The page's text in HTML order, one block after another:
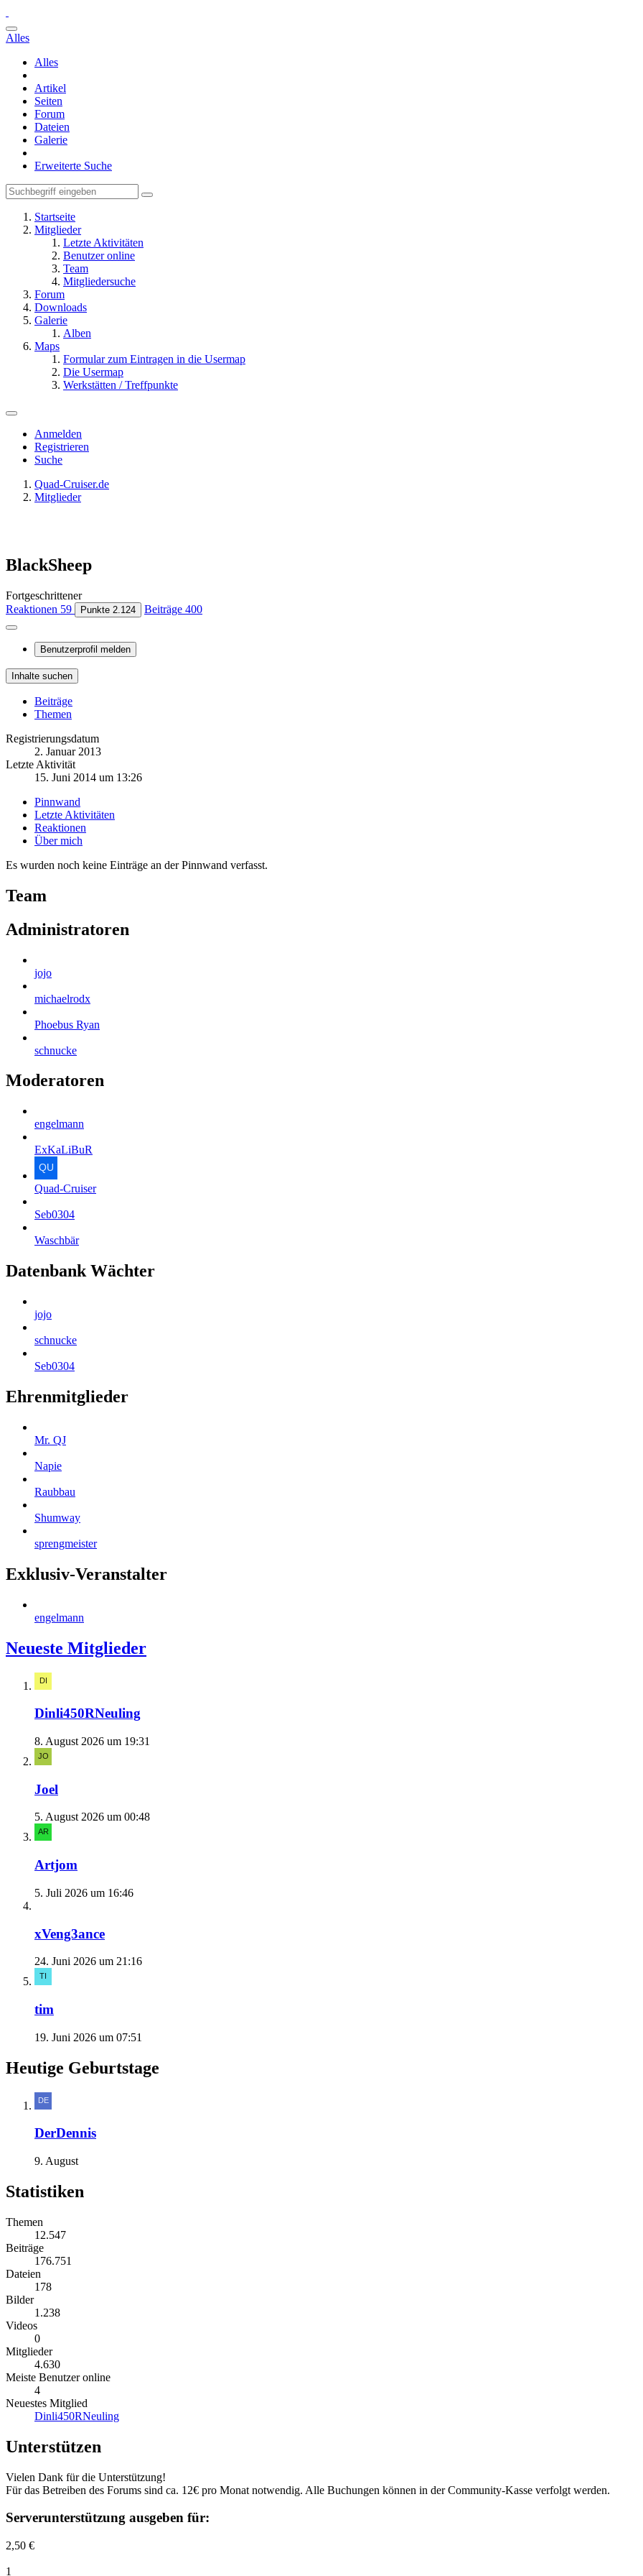
Alles
Alles
Artikel
Seiten
Forum
Dateien
Galerie
Erweiterte Suche
Startseite
Mitglieder
Letzte Aktivitäten
Benutzer online
Team
Mitgliedersuche
Forum
Downloads
Galerie
Alben
Maps
Formular zum Eintragen in die Usermap
Die Usermap
Werkstätten / Treffpunkte
Anmelden
Registrieren
Suche
Quad-Cruiser.de
Mitglieder
BlackSheep
Fortgeschrittener
Reaktionen 59 Punkte 2.124 Beiträge 400
Benutzerprofil melden
Inhalte suchen
Beiträge
Themen
Registrierungsdatum
2. Januar 2013
Letzte Aktivität
15. Juni 2014 um 13:26
Pinnwand
Letzte Aktivitäten
Reaktionen
Über mich
Es wurden noch keine Einträge an der Pinnwand verfasst.
Team
Administratoren
jojo
michaelrodx
Phoebus Ryan
schnucke
Moderatoren
engelmann
ExKaLiBuR
Quad-Cruiser
Seb0304
Waschbär
Datenbank Wächter
jojo
schnucke
Seb0304
Ehrenmitglieder
Mr. QJ
Napie
Raubbau
Shumway
sprengmeister
Exklusiv-Veranstalter
engelmann
Neueste Mitglieder
Dinli450RNeuling
8. August 2026 um 19:31
Joel
5. August 2026 um 00:48
Artjom
5. Juli 2026 um 16:46
xVeng3ance
24. Juni 2026 um 21:16
tim
19. Juni 2026 um 07:51
Heutige Geburtstage
DerDennis
9. August
Statistiken
Themen
12.547
Beiträge
176.751
Dateien
178
Bilder
1.238
Videos
0
Mitglieder
4.630
Meiste Benutzer online
4
Neuestes Mitglied
Dinli450RNeuling
Unterstützen
Vielen Dank für die Unterstützung!
Für das Betreiben des Forums sind ca. 12€ pro Monat notwendig. Alle Buchungen können in der Community-Kasse verfolgt werden.
Serverunterstützung ausgeben für:
2,50 €
1